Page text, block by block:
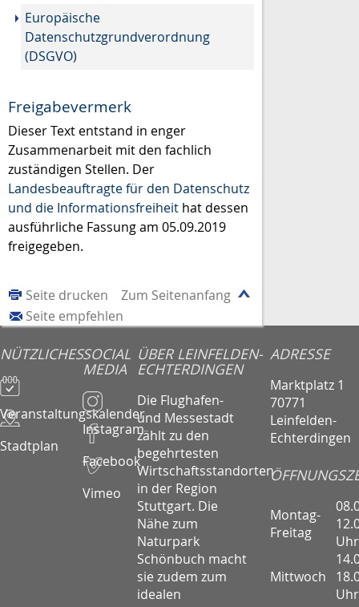
Europäische
Datenschutzgrundverordnung
(DSGVO)
Freigabevermerk
Dieser Text entstand in enger
Zusammenarbeit mit den fachlich
zuständigen Stellen. Der
Landesbeauftragte für den Datenschutz
und die Informationsfreiheit hat dessen
ausführliche Fassung am 05.09.2019
freigegeben.
Zum Seitenanfang
Seite drucken
Seite empfehlen
NÜTZLICHES
Veranstaltungskalender
Stadtplan
SOCIAL
MEDIA
Instagram
Facebook
Vimeo
ÜBER LEINFELDEN-
ECHTERDINGEN
Die Flughafen-
und Messestadt
zählt zu den
begehrtesten
Wirtschaftsstandorten
in der Region
Stuttgart. Die
Nähe zum
Naturpark
Schönbuch macht
sie zudem zum
idealen
ADRESSE
Marktplatz 1
70771
Leinfelden-
Echterdingen
Montag-
Freitag
Uhr
Mittwoch
Uhr